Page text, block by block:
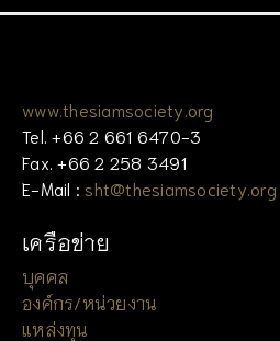
www.thesiamsociety.org
Tel. +66 2 661 6470-3
Fax. +66 2 258 3491
E-Mail : sht@thesiamsociety.org
เครือข่าย
บุคคล
องค์กร/หน่วยงาน
แหล่งทุน